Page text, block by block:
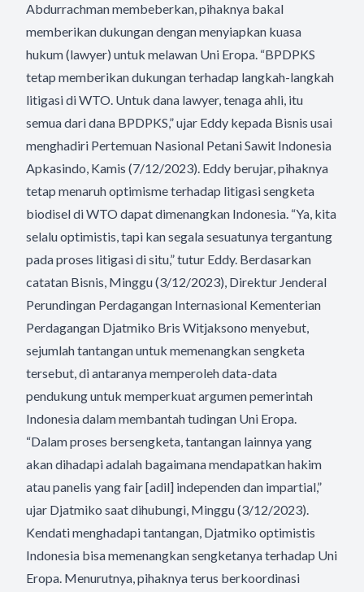
Abdurrachman membeberkan, pihaknya bakal
memberikan dukungan dengan menyiapkan kuasa
hukum (lawyer) untuk melawan Uni Eropa. “BPDPKS
tetap memberikan dukungan terhadap langkah-langkah
litigasi di WTO. Untuk dana lawyer, tenaga ahli, itu
semua dari dana BPDPKS,” ujar Eddy kepada Bisnis usai
menghadiri Pertemuan Nasional Petani Sawit Indonesia
Apkasindo, Kamis (7/12/2023). Eddy berujar, pihaknya
tetap menaruh optimisme terhadap litigasi sengketa
biodisel di WTO dapat dimenangkan Indonesia. “Ya, kita
selalu optimistis, tapi kan segala sesuatunya tergantung
pada proses litigasi di situ,” tutur Eddy. Berdasarkan
catatan Bisnis, Minggu (3/12/2023), Direktur Jenderal
Perundingan Perdagangan Internasional Kementerian
Perdagangan Djatmiko Bris Witjaksono menyebut,
sejumlah tantangan untuk memenangkan sengketa
tersebut, di antaranya memperoleh data-data
pendukung untuk memperkuat argumen pemerintah
Indonesia dalam membantah tudingan Uni Eropa.
“Dalam proses bersengketa, tantangan lainnya yang
akan dihadapi adalah bagaimana mendapatkan hakim
atau panelis yang fair [adil] independen dan impartial,”
ujar Djatmiko saat dihubungi, Minggu (3/12/2023).
Kendati menghadapi tantangan, Djatmiko optimistis
Indonesia bisa memenangkan sengketanya terhadap Uni
Eropa. Menurutnya, pihaknya terus berkoordinasi